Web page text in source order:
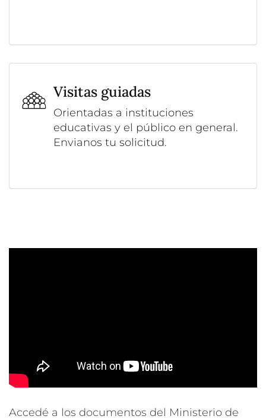
Visitas guiadas
Orientadas a instituciones
educativas y el público en general.
Envianos tu solicitud.
Accedé a los documentos del Ministerio de